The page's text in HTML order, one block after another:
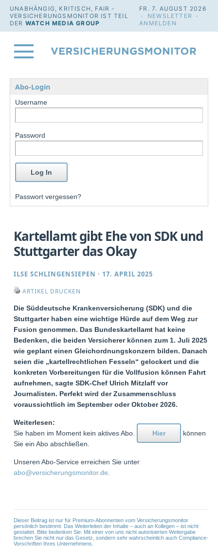
UNABHÄNGIG, KRITISCH, FAIR -
VERSICHERUNGSMONITOR IST TEIL
DER WATCH MEDIA GROUP
FR. 7. AUGUST 2026
· NEWSLETTER
·
ANMELDEN
Abo-Login
Username
Password
Passwort vergessen?
Kartellamt gibt Ehe von SDK und
Stuttgarter das Okay
ILSE SCHLINGENSIEPEN · 17. APRIL 2025
ARTIKEL DRUCKEN
Die Süddeutsche Krankenversicherung (SDK) und die
Stuttgarter haben eine wichtige Hürde auf dem Weg zur
Fusion genommen. Das Bundeskartellamt hat keine
Bedenken, die beiden Versicherer können zum 1. Juli 2025
wie geplant einen Gleichordnungskonzern bilden. Danach
seien die „kartellrechtlichen Fesseln“ gelockert und die
konkreten Vorbereitungen für die Vollfusion können Fahrt
aufnehmen, sagte SDK-Chef Ulrich Mitzlaff vor
Journalisten. Perfekt wird der Zusammenschluss
voraussichtlich im September oder Oktober 2026.
Weiterlesen:
Sie haben im Moment kein aktives Abo.
Hier
können
Sie ein Abo abschließen.
Unseren Abo-Service erreichen Sie unter
abo@versicherungsmonitor.de
Dieser Beitrag ist nur für Premium-Abonnenten vom Versicherungsmonitor
persönlich bestimmt. Das Weiterleiten der Inhalte – auch an Kollegen – ist nicht
gestattet. Bitte bedenken Sie: Mit einer von uns nicht autorisierten Weitergabe
brechen Sie nicht nur das Gesetz, sondern sehr wahrscheinlich auch Compliance-
Vorschriften Ihres Unternehmens.